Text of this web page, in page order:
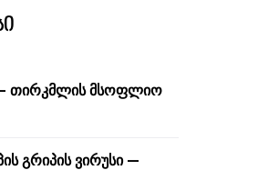
– თირკმლის მსოფლიო
გრიპის ვირუსი —